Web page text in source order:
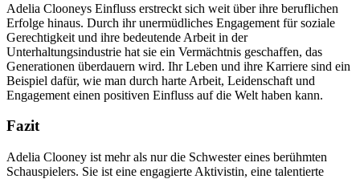
Adelia Clooneys Einfluss erstreckt sich weit über ihre beruflichen
Erfolge hinaus. Durch ihr unermüdliches Engagement für soziale
Gerechtigkeit und ihre bedeutende Arbeit in der
Unterhaltungsindustrie hat sie ein Vermächtnis geschaffen, das
Generationen überdauern wird. Ihr Leben und ihre Karriere sind ein
Beispiel dafür, wie man durch harte Arbeit, Leidenschaft und
Engagement einen positiven Einfluss auf die Welt haben kann.
Fazit
Adelia Clooney ist mehr als nur die Schwester eines berühmten
Schauspielers. Sie ist eine engagierte Aktivistin, eine talentierte